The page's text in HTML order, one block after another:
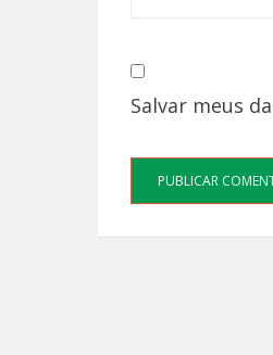
Salvar meus